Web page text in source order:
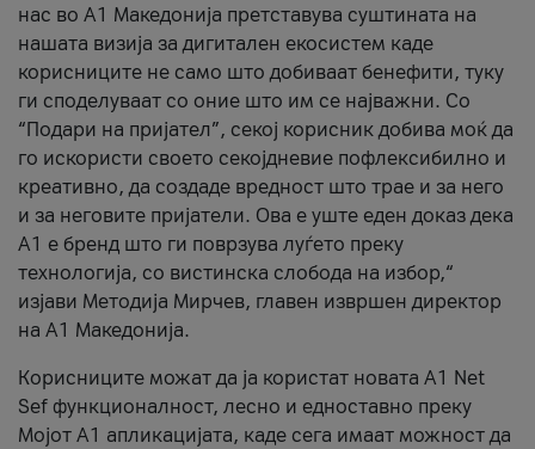
нас во А1 Македонија претставува суштината на
нашата визија за дигитален екосистем каде
корисниците не само што добиваат бенефити, туку
ги споделуваат со оние што им се најважни. Со
“Подари на пријател”, секој корисник добива моќ да
го искористи своето секојдневие пофлексибилно и
креативно, да создаде вредност што трае и за него
и за неговите пријатели. Ова е уште еден доказ дека
А1 е бренд што ги поврзува луѓето преку
технологија, со вистинска слобода на избор,“
изјави Методија Мирчев, главен извршен директор
на А1 Македонија.
Корисниците можат да ја користат новата А1 Net
Sef функционалност, лесно и едноставно преку
Мојот А1 апликацијата, каде сега имаат можност да